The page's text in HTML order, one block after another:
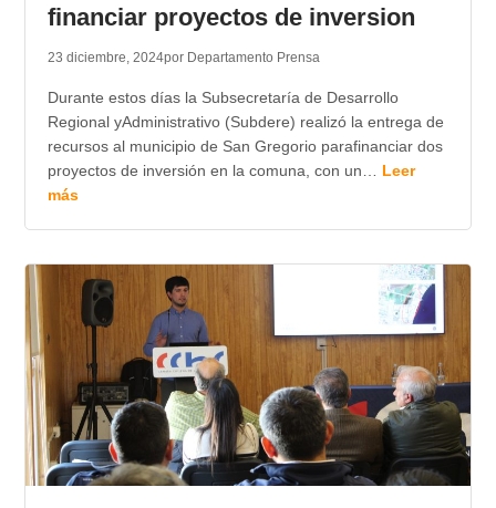
financiar proyectos de inversion
23 diciembre, 2024por Departamento Prensa
Durante estos días la Subsecretaría de Desarrollo
Regional yAdministrativo (Subdere) realizó la entrega de
recursos al municipio de San Gregorio parafinanciar dos
proyectos de inversión en la comuna, con un… Leer
más